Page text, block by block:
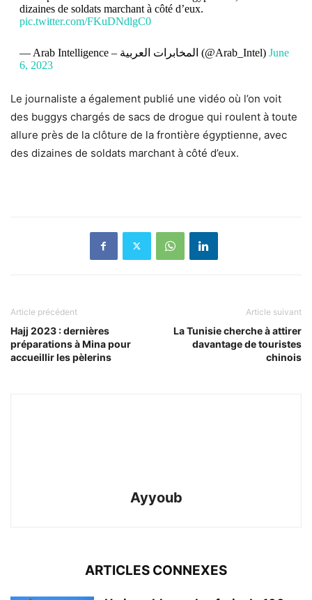
dizaines de soldats marchant à côté d’eux.
pic.twitter.com/FKuDNdlgC0
— Arab Intelligence – المخابرات العربية (@Arab_Intel) June
6, 2023
Le journaliste a également publié une vidéo où l’on voit
des buggys chargés de sacs de drogue qui roulent à toute
allure près de la clôture de la frontière égyptienne, avec
des dizaines de soldats marchant à côté d’eux.
Article précédent
Hajj 2023 : dernières
préparations à Mina pour
accueillir les pèlerins
Article suivant
La Tunisie cherche à attirer
davantage de touristes
chinois
Ayyoub
ARTICLES CONNEXES